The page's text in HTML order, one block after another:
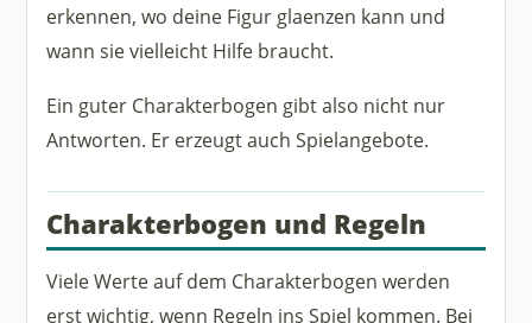
erkennen, wo deine Figur glaenzen kann und
wann sie vielleicht Hilfe braucht.
Ein guter Charakterbogen gibt also nicht nur
Antworten. Er erzeugt auch Spielangebote.
Charakterbogen und Regeln
Viele Werte auf dem Charakterbogen werden
erst wichtig, wenn Regeln ins Spiel kommen. Bei